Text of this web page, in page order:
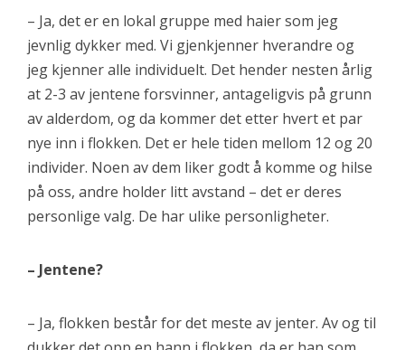
– Ja, det er en lokal gruppe med haier som jeg
jevnlig dykker med. Vi gjenkjenner hverandre og
jeg kjenner alle individuelt. Det hender nesten årlig
at 2-3 av jentene forsvinner, antageligvis på grunn
av alderdom, og da kommer det etter hvert et par
nye inn i flokken. Det er hele tiden mellom 12 og 20
individer. Noen av dem liker godt å komme og hilse
på oss, andre holder litt avstand – det er deres
personlige valg. De har ulike personligheter.
– Jentene?
– Ja, flokken består for det meste av jenter. Av og til